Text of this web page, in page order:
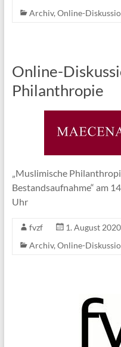
Archiv, Online-
Online-
Philanthropie
„Muslimische
Bestandsaufnahme“ am
Uhr
fvzf
1. August 2020
Archiv, Online-